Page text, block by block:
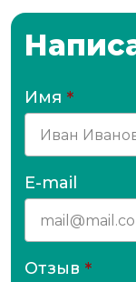
Имя *
E-mail
Отзыв *